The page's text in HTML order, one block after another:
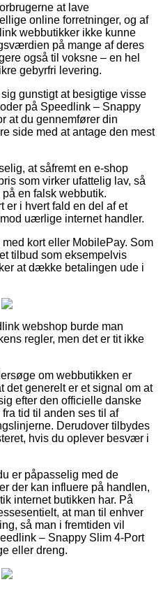
at lave
online forretninger, og af
webbutikker ikke kunne
på mange af deres
også til voksne – en hel
gebyrfri levering.
gunstigt at besigtige visse
på Speedlink – Snappy
at du gennemfører din
side med at antage den mest
at såfremt en e-shop
som virker ufattelig lav, så
en falsk webbutik.
er i hvert fald en del af et
uærlige internet handler.
kort eller MobilePay. Som
tilbud som eksempelvis
at dække betalingen ude i
webshop burde man
regler, men det er tit ikke
om webbutikken er
det generelt er et signal om at
efter den officielle danske
tid til anden ses til af
Derudover tilbydes
hvis du oplever besvær i
er påpasselig med de
der kan influere på handlen,
internet butikken har. På
at man til enhver
så man i fremtiden vil
– Snappy Slim 4-Port
eller dreng.